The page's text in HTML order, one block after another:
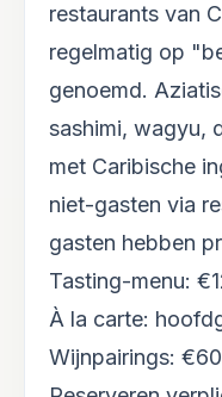
restaurants van
regelmatig op
genoemd.
sashimi, wagyu,
met Caribische
niet-gasten via
gasten hebben
Tasting-menu:
À la carte:
Wijnpairings: